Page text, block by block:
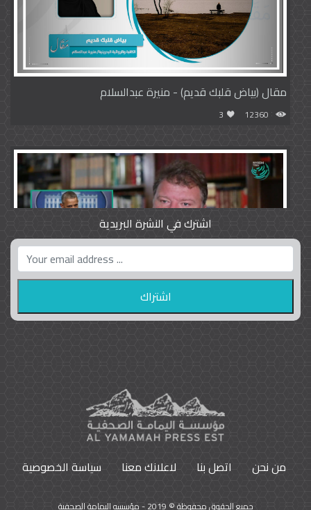
مقال (بياض قلبك قديم) - منيرة عبدالسلام
12360
3
واشنطن بوست واللوبي المزدوج
9789
اشترك في النشرة البريدية
من نحن اتصل بنا لاعلانك معنا سياسة الخصوصية
جميع الحقوق محفوظة © 2019 - مؤسسه اليمامة الصحفية